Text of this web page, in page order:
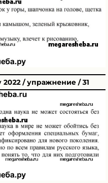
/ упражнение / 31